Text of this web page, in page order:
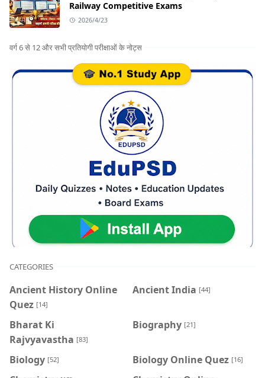
Railway Competitive Exams
2026/4/23
वर्ग 6 से 12 और सभी प्रतियोगी परीक्षाओं के नोट्स
CATEGORIES
Ancient History Online
Quez [14]
Ancient India [44]
Bharat Ki
Rajvyavastha [83]
Biography [21]
Biology [52] Biology Online Quez [16]